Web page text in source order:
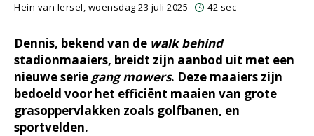
Hein van Iersel, woensdag 23 juli 2025 42 sec
Dennis, bekend van de walk behind
stadionmaaiers, breidt zijn aanbod uit met een
nieuwe serie gang mowers. Deze maaiers zijn
bedoeld voor het efficiënt maaien van grote
grasoppervlakken zoals golfbanen, en
sportvelden.